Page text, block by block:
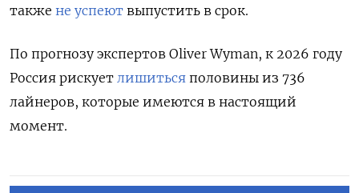
также не успеют выпустить в срок.
По прогнозу экспертов Oliver Wyman, к 2026 году
Россия рискует лишиться половины из 736
лайнеров, которые имеются в настоящий
момент.